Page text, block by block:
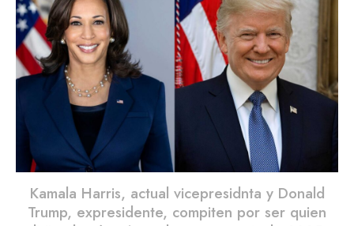
Kamala Harris, actual vicepresidnta y Donald
Trump, expresidente, compiten por ser quien